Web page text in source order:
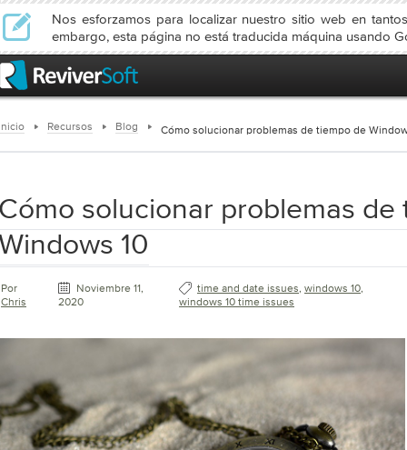
Nos esforzamos para localizar nuestro sitio web en
embargo, esta página no está traducida máquina usando
Recursos Blog Cómo solucionar problemas de tiempo de
solucionar problemas de
10
Por
Chris
Noviembre 11,
2020
time and date issues, windows 10,
windows 10 time issues